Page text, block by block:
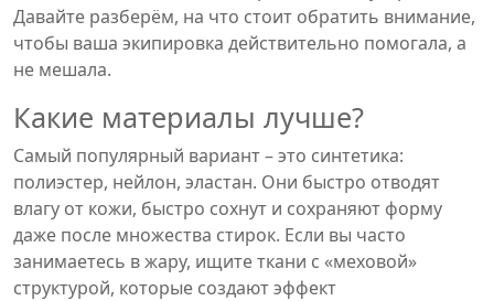
Давайте разберём, на что стоит обратить внимание,
чтобы ваша экипировка действительно помогала, а
не мешала.
Какие материалы лучше?
Самый популярный вариант – это синтетика:
полиэстер, нейлон, эластан. Они быстро отводят
влагу от кожи, быстро сохнут и сохраняют форму
даже после множества стирок. Если вы часто
занимаетесь в жару, ищите ткани с «меховой»
структурой, которые создают эффект